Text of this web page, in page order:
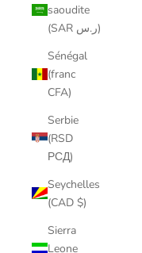
saoudite
(SAR ر.س)
Sénégal
(franc
CFA)
Serbie
(RSD
РСД)
Seychelles
(CAD $)
Sierra
Leone